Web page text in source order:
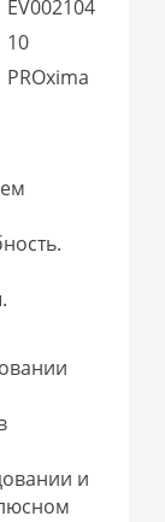
EV002104
10
PROxima
и